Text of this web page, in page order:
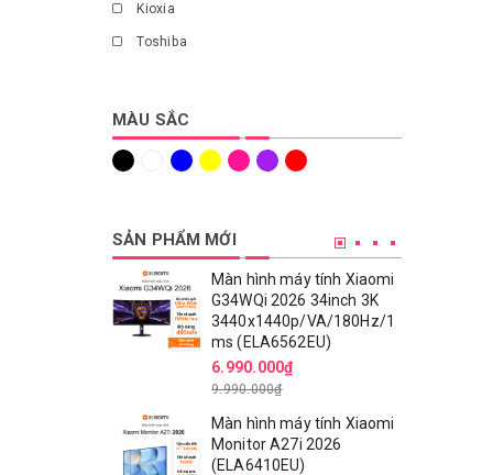
Kioxia
Toshiba
MÀU SẮC
SẢN PHẨM MỚI
Màn hình máy tính Xiaomi
G34WQi 2026 34inch 3K
3440x1440p/VA/180Hz/1
ms (ELA6562EU)
6.990.000₫
9.990.000₫
Màn hình máy tính Xiaomi
Monitor A27i 2026
(ELA6410EU)